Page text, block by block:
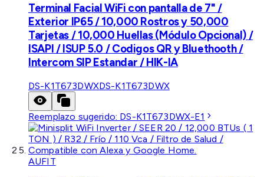
Terminal Facial WiFi con pantalla de 7" /
Exterior IP65 / 10,000 Rostros y 50,000
Tarjetas / 10,000 Huellas (Módulo Opcional) /
ISAPI / ISUP 5.0 / Codigos QR y Bluethooth /
Intercom SIP Estandar / HIK-IA
DS-K1T673DWXDS-K1T673DWX
Reemplazo sugerido: DS-K1T673DWX-E1
AUFIT